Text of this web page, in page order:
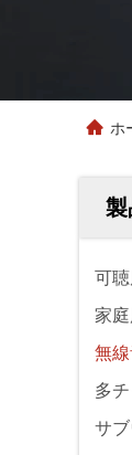
ホ
製
可
家
無
多
サ